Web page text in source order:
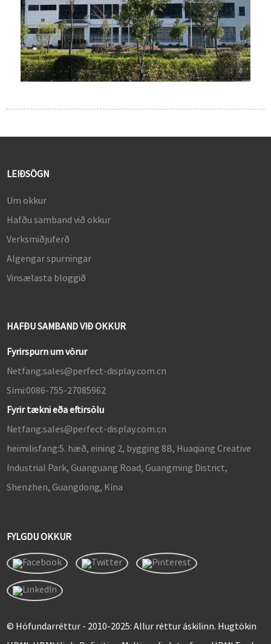
LEIÐSÖGN
Um okkur
Hafðu samband við okkur
Verksmiðjuferð
Algengar spurningar
Vinsælasta bloggið
HAFÐU SAMBAND VIÐ OKKUR
Fyrirspurn um vörur
Netfang:sales@perfect-display.com.cn
Sími:0086-755-27085962
Fyrir tækni eða eftirsölu
Netfang:sales@perfect-display.com.cn
heimilisfang:5. hæð, eining 2, bygging 8B, Huaqiang Creative
Industrial Park, Guanguang Road, Guangming District,
Shenzhen, Guangdong, Kína
FYLGDU OKKUR
© Höfundarréttur - 2010-2025: Allur réttur áskilinn. Hugtökin